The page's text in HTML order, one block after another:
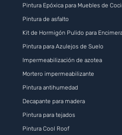
Pintura Epóxica para Muebles de
Pintura de asfalto
Kit de Hormigón Pulido para
Pintura para Azulejos de Suelo
Impermeabilización de azotea
Mortero impermeabilizante
Pintura antihumedad
Decapante para madera
Pintura para tejados
Pintura Cool Roof